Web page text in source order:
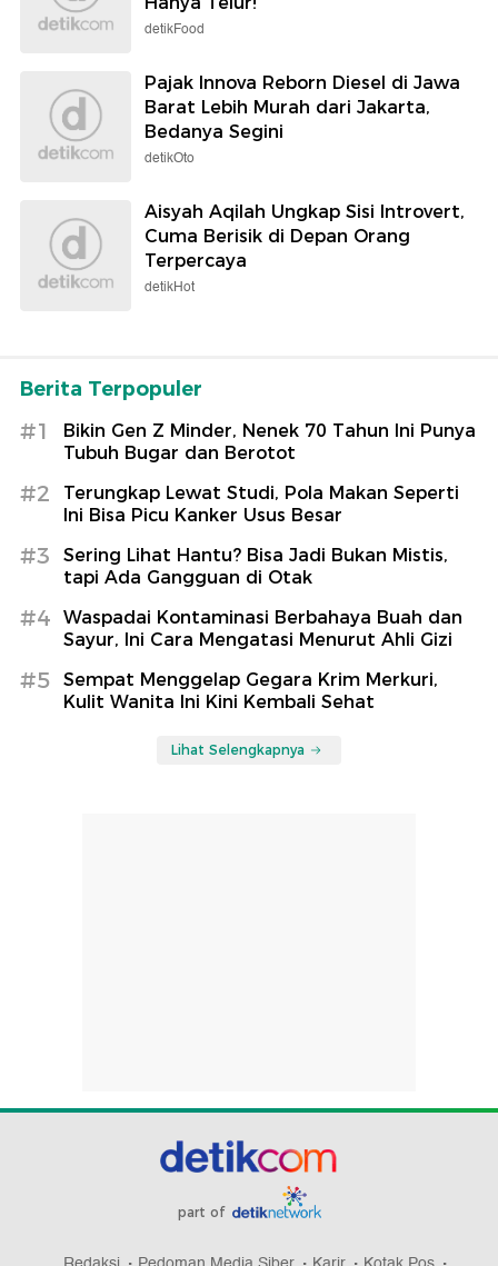
detikFood
Pajak Innova Reborn Diesel di Jawa
Barat Lebih Murah dari Jakarta,
Bedanya Segini
detikOto
Aisyah Aqilah Ungkap Sisi Introvert,
Cuma Berisik di Depan Orang
Terpercaya
detikHot
Berita Terpopuler
#1
Bikin Gen Z Minder, Nenek 70 Tahun Ini Punya
Tubuh Bugar dan Berotot
#2
Terungkap Lewat Studi, Pola Makan Seperti
Ini Bisa Picu Kanker Usus Besar
#3
Sering Lihat Hantu? Bisa Jadi Bukan Mistis,
tapi Ada Gangguan di Otak
#4
Waspadai Kontaminasi Berbahaya Buah dan
Sayur, Ini Cara Mengatasi Menurut Ahli Gizi
#5
Sempat Menggelap Gegara Krim Merkuri,
Kulit Wanita Ini Kini Kembali Sehat
Lihat Selengkapnya
part of